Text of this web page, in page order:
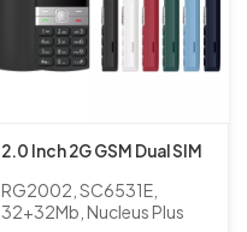
2.0 Inch 2G GSM Dual SIM
Spreadtrum Bar Push-
button Phone with Camera
RG2002, SC6531E,
32+32Mb, Nucleus Plus